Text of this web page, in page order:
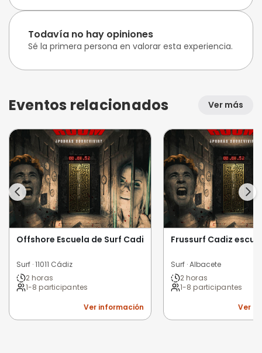
Todavía no hay opiniones
Sé la primera persona en valorar esta experiencia.
Eventos relacionados Ver más
Offshore Escuela de Surf Cadiz
Surf · 11011 Cádiz
2 horas
1-8 participantes
Ver información
Frussurf Cadiz
Surf · Albacete
2 horas
1-8 participantes
Ver